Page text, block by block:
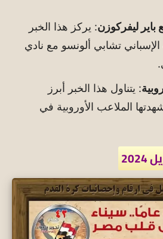
باير ليفركوزن: يركز هذا الخبر
تشابي ألونسو مع نادي
: يتناول هذا الخبر أبرز
الملاعب الأوروبية في